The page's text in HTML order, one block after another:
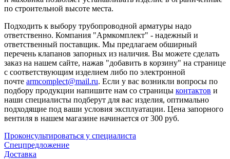
по строительной высоте места.
Подходить к выбору трубопроводной арматуры надо
ответственно. Компания "Армкомплект" - надежный и
ответственный поставщик. Мы предлагаем обширный
перечень клапанов запорных из наличия. Вы можете сделать
заказ на нашем сайте, нажав "добавить в корзину" на странице
с соответствующим изделием либо по электронной
почте armcomplect@mail.ru. Если у вас возникли вопросы по
подбору продукции напишите нам со страницы контактов и
наши специалисты подберут для вас изделия, оптимально
подходящие под ваши условия эксплуатации. Цена запорного
вентиля в нашем магазине начинается от 300 руб.
Проконсультироваться у специалиста
Спецпредложение
Доставка